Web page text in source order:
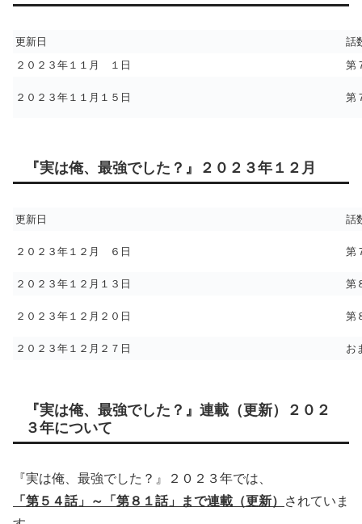
更新日
話
２０２３年１１月 １日
第
２０２３年１１月１５日 第
『実は俺、最強でした？』２０２３年１２月
更新日 話
２０２３年１２月 ６日 第
２０２３年１２月１３日 第
２０２３年１２月２０日 第
２０２３年１２月２７日 お
『実は俺、最強でした？』連載（更新）２０２
３年について
『実は俺、最強でした？』２０２３年では、
「第５４話」～「第８１話」まで連載（更新）
されていま